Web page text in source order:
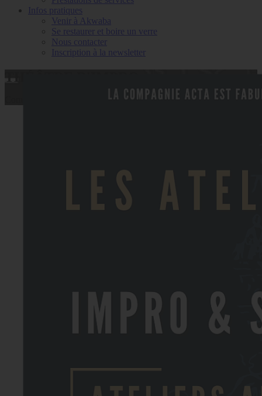
Infos pratiques
Venir à Akwaba
Se restaurer et boire un verre
Nous contacter
Inscription à la newsletter
Compagnie Acta Est Fabula (CAEF)